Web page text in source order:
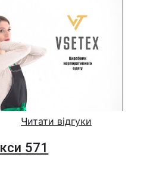
Читати відгуки
571